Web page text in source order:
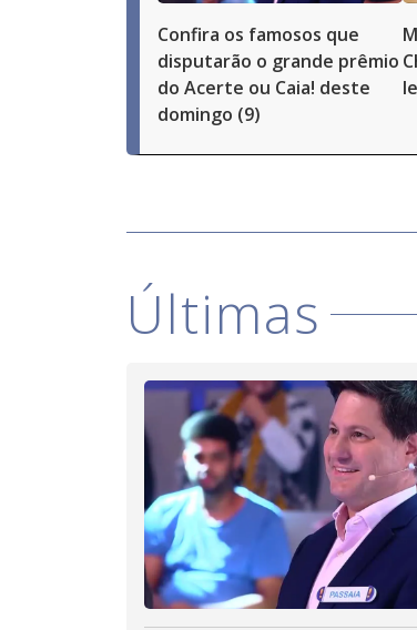
Confira os famosos que
disputarão o grande prêmio
do Acerte ou Caia! deste
domingo (9)
Últimas